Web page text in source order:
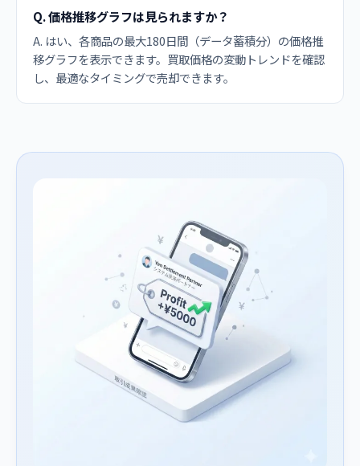
Q. 価格推移グラフは見られますか？
A. はい、各商品の最大180日間（データ蓄積分）の価格推
移グラフを表示できます。買取価格の変動トレンドを確認
し、最適なタイミングで売却できます。